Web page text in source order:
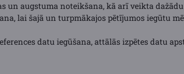
un augstuma noteikšana, kā arī veikta
lai šajā un turpmākajos pētījumos iegūtu
datu iegūšana, attālās izpētes datu